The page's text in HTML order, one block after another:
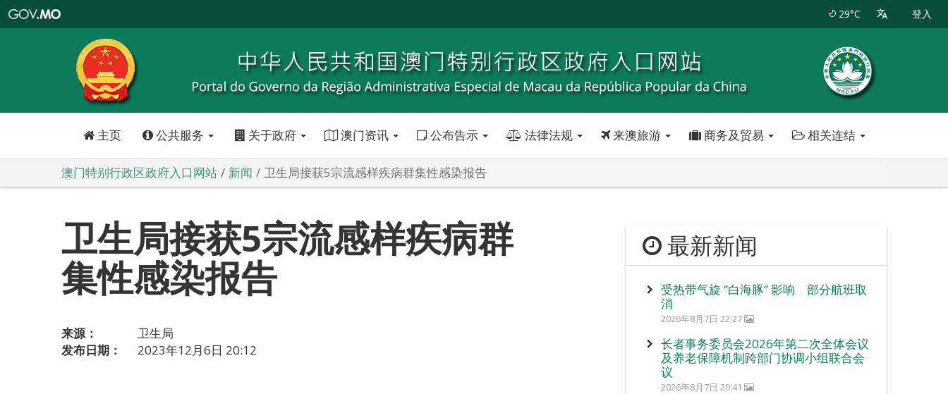
特
政
区
政
口
29°C 登入
主页 公共服务 关于政府 澳门资讯 公布告示 法律法规 来澳旅游 商务及贸易 相关连结
澳门特别行政区政府入口网站 新闻 卫生局接获5宗流感样疾病群集性感染报告
卫生局接获5宗流感样疾病群
集性感染报告
来源：
卫生局
发布日期：
2023年12月6日 20:12
最新新闻
受热带气旋 “白海豚” 影响 部分航班取
消
2026年8月7日 22:27
长者事务委员会2026年第二次全体会议
及养老保障机制跨部门协调小组联合会
议
2026年8月7日 20:41